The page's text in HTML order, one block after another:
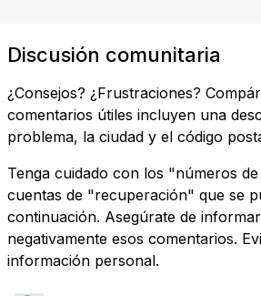
Discusión comunitaria
¿Consejos? ¿Frustraciones?
comentarios útiles incluyen una
problema, la ciudad y el código
Tenga cuidado con los "números
cuentas de "recuperación" que se
continuación. Asegúrate de
negativamente esos comentarios.
información personal.